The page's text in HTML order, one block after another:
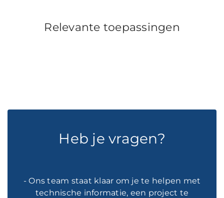
Relevante toepassingen
Heb je vragen?
- Ons team staat klaar om je te helpen met
technische informatie, een project te